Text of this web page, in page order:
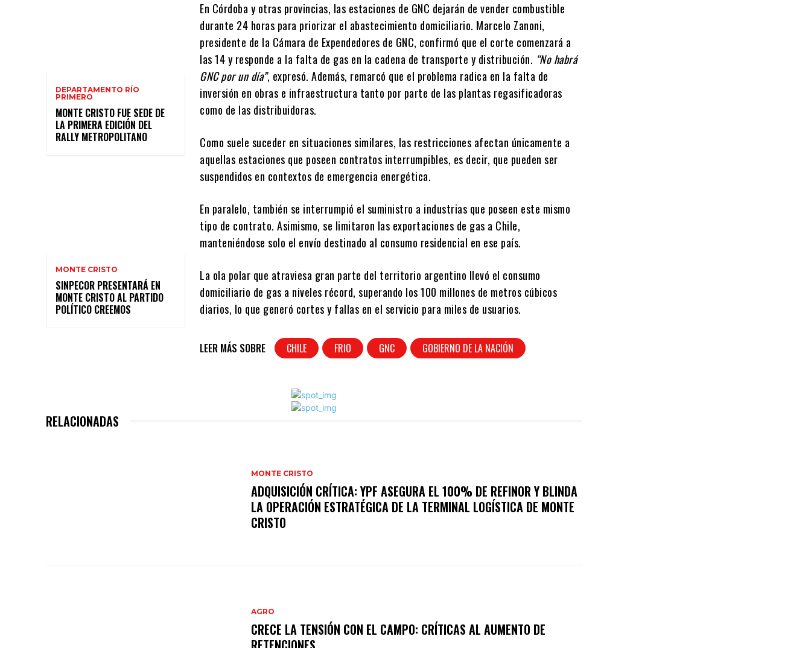
DEPARTAMENTO RÍO
PRIMERO
MONTE CRISTO FUE SEDE DE
LA PRIMERA EDICIÓN DEL
RALLY METROPOLITANO
MONTE CRISTO
SINPECOR PRESENTARÁ EN
MONTE CRISTO AL PARTIDO
POLÍTICO CREEMOS
En Córdoba y otras provincias, las estaciones de GNC dejarán de vender combustible
durante 24 horas para priorizar el abastecimiento domiciliario. Marcelo Zanoni,
presidente de la Cámara de Expendedores de GNC, confirmó que el corte comenzará a
las 14 y responde a la falta de gas en la cadena de transporte y distribución. “No habrá
GNC por un día”, expresó. Además, remarcó que el problema radica en la falta de
inversión en obras e infraestructura tanto por parte de las plantas regasificadoras
como de las distribuidoras.
Como suele suceder en situaciones similares, las restricciones afectan únicamente a
aquellas estaciones que poseen contratos interrumpibles, es decir, que pueden ser
suspendidos en contextos de emergencia energética.
En paralelo, también se interrumpió el suministro a industrias que poseen este mismo
tipo de contrato. Asimismo, se limitaron las exportaciones de gas a Chile,
manteniéndose solo el envío destinado al consumo residencial en ese país.
La ola polar que atraviesa gran parte del territorio argentino llevó el consumo
domiciliario de gas a niveles récord, superando los 100 millones de metros cúbicos
diarios, lo que generó cortes y fallas en el servicio para miles de usuarios.
LEER MÁS SOBRE CHILE FRIO GNC GOBIERNO DE LA NACIÓN
RELACIONADAS
MONTE CRISTO
ADQUISICIÓN CRÍTICA: YPF ASEGURA EL 100% DE REFINOR Y BLINDA
LA OPERACIÓN ESTRATÉGICA DE LA TERMINAL LOGÍSTICA DE MONTE
CRISTO
AGRO
CRECE LA TENSIÓN CON EL CAMPO: CRÍTICAS AL AUMENTO DE